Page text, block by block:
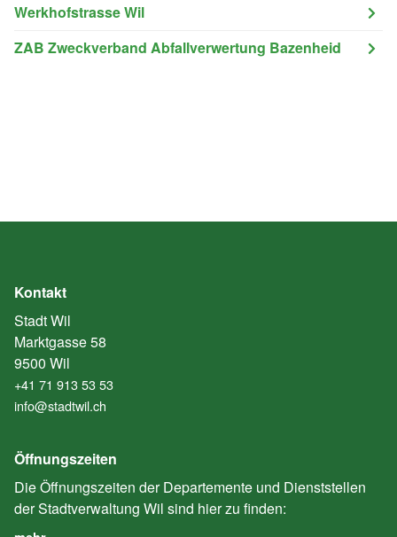
Werkhofstrasse Wil
ZAB Zweckverband Abfallverwertung Bazenheid
Kontakt
Stadt Wil
Marktgasse 58
9500 Wil
+41 71 913 53 53
info@stadtwil.ch
Öffnungszeiten
Die Öffnungszeiten der Departemente und Dienststellen
der Stadtverwaltung Wil sind hier zu finden: